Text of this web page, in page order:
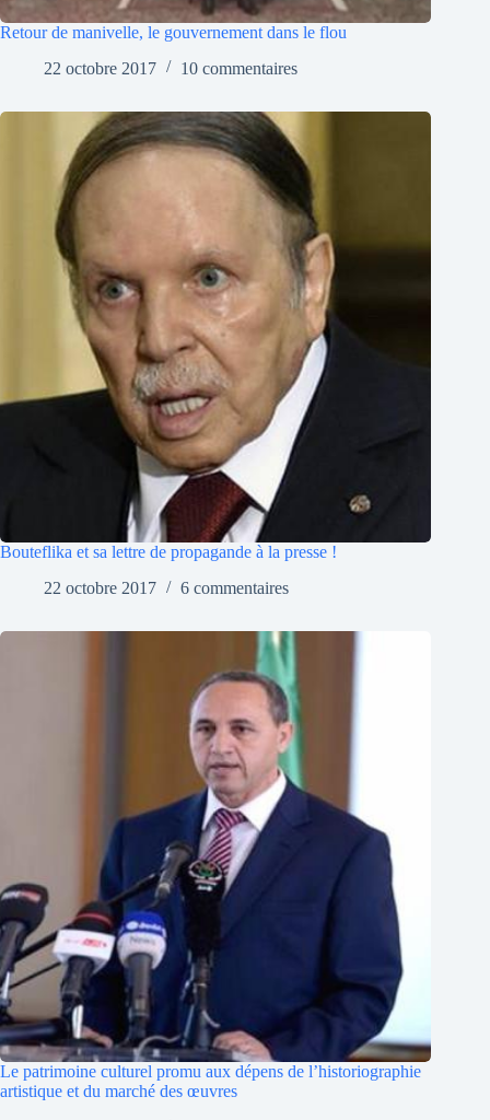
Retour de manivelle, le gouvernement dans le flou
22 octobre 2017
10 commentaires
Bouteflika et sa lettre de propagande à la presse !
22 octobre 2017
6 commentaires
Le patrimoine culturel promu aux dépens de l’historiographie
artistique et du marché des œuvres